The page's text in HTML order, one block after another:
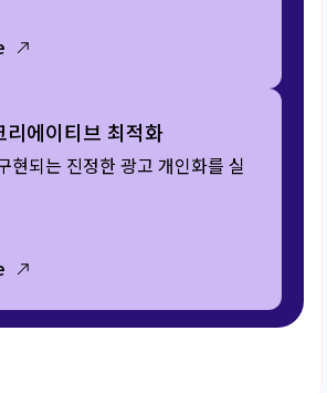
리에이티브 최적화
현되는 진정한 광고 개인화를 실